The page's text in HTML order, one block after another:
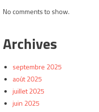
No comments to show.
Archives
septembre 2025
août 2025
juillet 2025
juin 2025